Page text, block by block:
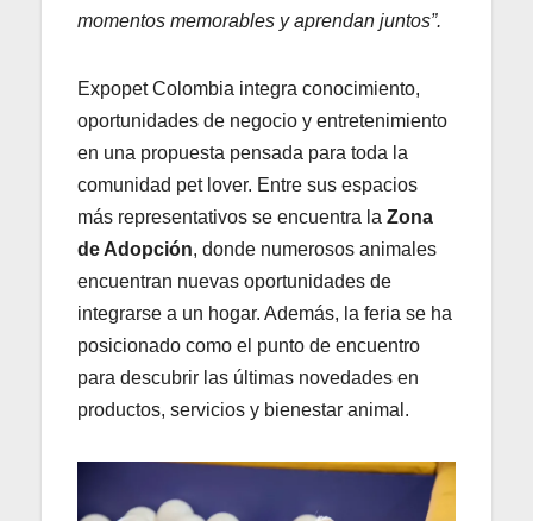
momentos memorables y aprendan juntos”.
Expopet Colombia integra conocimiento,
oportunidades de negocio y entretenimiento
en una propuesta pensada para toda la
comunidad pet lover. Entre sus espacios
más representativos se encuentra la Zona
de Adopción, donde numerosos animales
encuentran nuevas oportunidades de
integrarse a un hogar. Además, la feria se ha
posicionado como el punto de encuentro
para descubrir las últimas novedades en
productos, servicios y bienestar animal.